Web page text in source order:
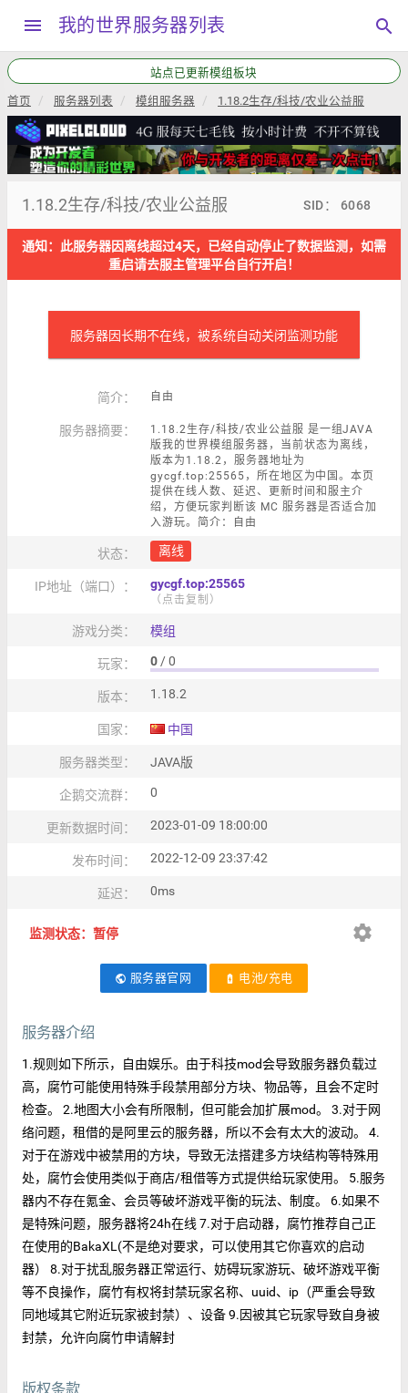
menu 我的世界服务器列表 search
站点已更新模组板块
首页 服务器列表 模组服务器 1.18.2生存/科技/农业公益服
1.18.2生存/科技/农业公益服 SID： 6068
通知：此服务器因离线超过4天，已经自动停止了数据监测，如需
重启请去服主管理平台自行开启！
服务器因长期不在线，被系统自动关闭监测功能
简介： 自由
服务器摘要：
1.18.2生存/科技/农业公益服 是一组JAVA
版我的世界模组服务器，当前状态为离线，
版本为1.18.2，服务器地址为
gycgf.top:25565，所在地区为中国。本页
提供在线人数、延迟、更新时间和服主介
绍，方便玩家判断该 MC 服务器是否适合加
入游玩。简介：自由
状态： 离线
IP地址（端口）： gycgf.top:25565
（点击复制）
游戏分类： 模组
玩家： 0 / 0
版本： 1.18.2
国家： 中国
服务器类型： JAVA版
企鹅交流群： 0
更新数据时间： 2023-01-09 18:00:00
发布时间： 2022-12-09 23:37:42
延迟： 0ms
监测状态：暂停 settings
public 服务器官网 battery_charging_full 电池/充电
服务器介绍
1.规则如下所示，自由娱乐。由于科技mod会导致服务器负载过
高，腐竹可能使用特殊手段禁用部分方块、物品等，且会不定时
检查。 2.地图大小会有所限制，但可能会加扩展mod。 3.对于网
络问题，租借的是阿里云的服务器，所以不会有太大的波动。 4.
对于在游戏中被禁用的方块，导致无法搭建多方块结构等特殊用
处，腐竹会使用类似于商店/租借等方式提供给玩家使用。 5.服务
器内不存在氪金、会员等破坏游戏平衡的玩法、制度。 6.如果不
是特殊问题，服务器将24h在线 7.对于启动器，腐竹推荐自己正
在使用的BakaXL(不是绝对要求，可以使用其它你喜欢的启动
器） 8.对于扰乱服务器正常运行、妨碍玩家游玩、破坏游戏平衡
等不良操作，腐竹有权将封禁玩家名称、uuid、ip（严重会导致
同地域其它附近玩家被封禁）、设备 9.因被其它玩家导致自身被
封禁，允许向腐竹申请解封
版权条款